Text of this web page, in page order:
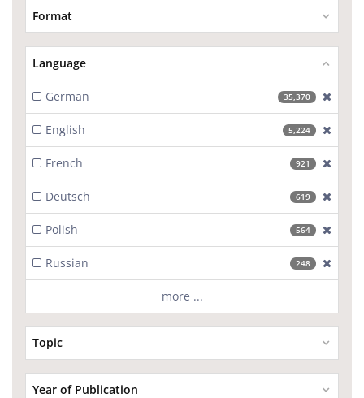
Format
Language
German 35,370
English 5,224
French 921
Deutsch 619
Polish 564
Russian 248
more ...
Topic
Year of Publication